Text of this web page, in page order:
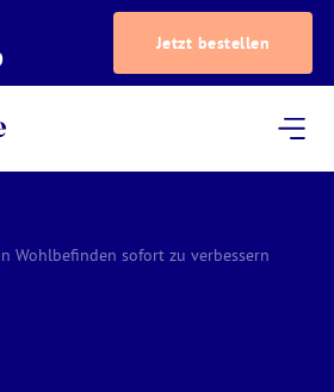
Jetzt bestellen
Wohlbefinden sofort zu verbessern